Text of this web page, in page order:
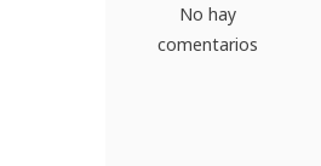
No hay
comentarios